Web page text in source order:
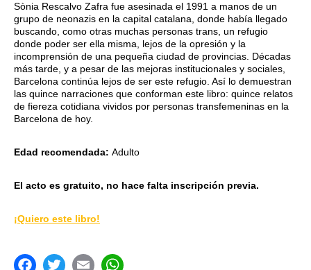
Sònia Rescalvo Zafra fue asesinada el 1991 a manos de un
grupo de neonazis en la capital catalana, donde había llegado
buscando, como otras muchas personas trans, un refugio
donde poder ser ella misma, lejos de la opresión y la
incomprensión de una pequeña ciudad de provincias. Décadas
más tarde, y a pesar de las mejoras institucionales y sociales,
Barcelona continúa lejos de ser este refugio. Así lo demuestran
las quince narraciones que conforman este libro: quince relatos
de fiereza cotidiana vividos por personas transfemeninas en la
Barcelona de hoy.
Edad recomendada: Adulto
El acto es gratuito, no hace falta inscripción previa.
¡Quiero este libro!